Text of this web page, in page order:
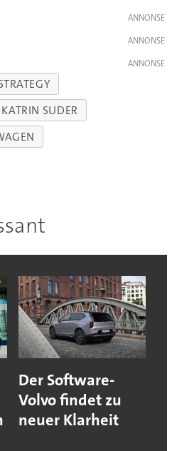
KATRIN SUDER
Der Software-
Volvo findet zu
neuer Klarheit